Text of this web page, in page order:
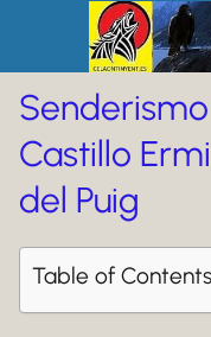
Castillo
del Puig
Table of Contents